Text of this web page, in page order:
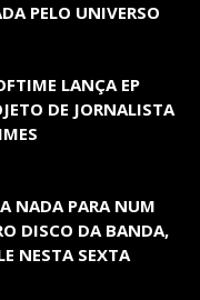
PELO UNIVERSO
LANÇA EP
DE JORNALISTA
NADA PARA NUM
DISCO DA BANDA,
NESTA SEXTA